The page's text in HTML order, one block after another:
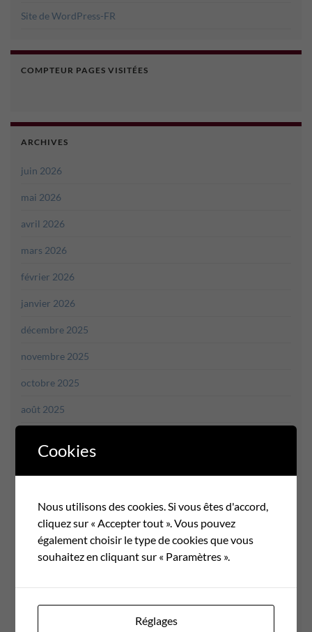
Site de WordPress-FR
COMPTEUR PAGES VISITÉES
ARCHIVES
juin 2026
mai 2026
avril 2026
mars 2026
février 2026
janvier 2026
décembre 2025
novembre 2025
octobre 2025
août 2025
mars 2025
Cookies
Nous utilisons des cookies. Si vous êtes d'accord,
cliquez sur « Accepter tout ». Vous pouvez
également choisir le type de cookies que vous
souhaitez en cliquant sur « Paramètres ».
Réglages